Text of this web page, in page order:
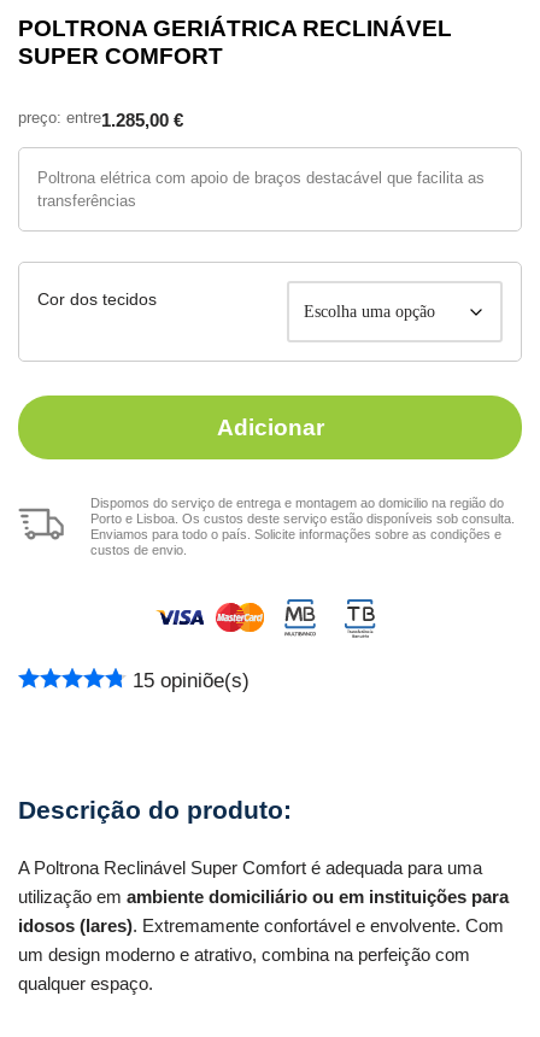
POLTRONA GERIÁTRICA RECLINÁVEL
SUPER COMFORT
1.285,00 €
Poltrona elétrica com apoio de braços destacável que facilita as
transferências
Cor dos tecidos
Adicionar
Dispomos do serviço de entrega e montagem ao domicilio na região do
Porto e Lisboa. Os custos deste serviço estão disponíveis sob consulta.
Enviamos para todo o país. Solicite informações sobre as condições e
custos de envio.
15 opiniõe(s)
A Poltrona Reclinável Super Comfort é adequada para uma
utilização em ambiente domiciliário ou em instituições para
idosos (lares). Extremamente confortável e envolvente. Com
um design moderno e atrativo, combina na perfeição com
qualquer espaço.